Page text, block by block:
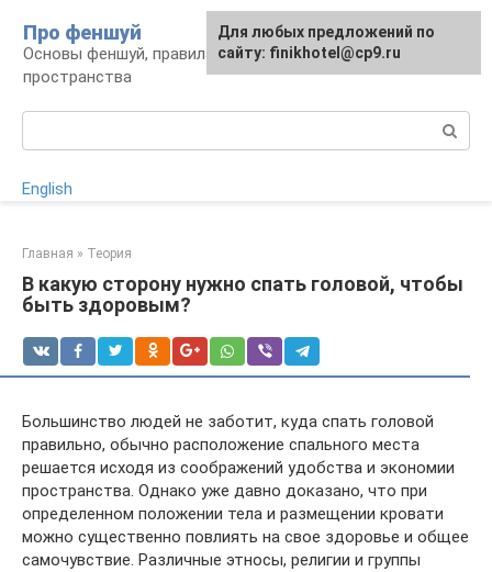
контенту
Про феншуй
Основы феншуй, правила организации
пространства
English
Главная » Теория
В какую сторону нужно спать головой, чтобы
быть здоровым?
Большинство людей не заботит, куда спать головой
правильно, обычно расположение спального места
решается исходя из соображений удобства и экономии
пространства. Однако уже давно доказано, что при
определенном положении тела и размещении кровати
можно существенно повлиять на свое здоровье и общее
самочувствие. Различные этносы, религии и группы
Для любых предложений по
сайту: finikhotel@cp9.ru